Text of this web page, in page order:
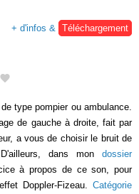
+ d'infos & Téléchargement
type pompier ou ambulance.
de gauche à droite, fait par
a vous de choisir le bruit de
dans mon dossier
à propos de ce son, pour
Doppler-Fizeau. Catégorie